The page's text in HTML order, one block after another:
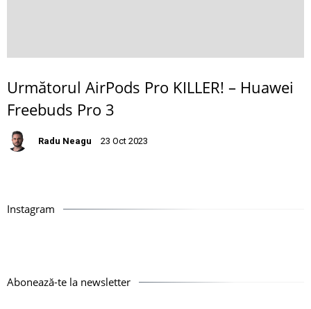
Următorul AirPods Pro KILLER! – Huawei
Freebuds Pro 3
Radu Neagu 23 Oct 2023
Instagram
Abonează-te la newsletter